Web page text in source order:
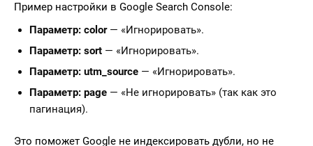
Пример настройки в Google Search Console:
Параметр: color— «Игнорировать».
Параметр: sort — «Игнорировать».
Параметр: utm_source — «Игнорировать».
Параметр: page — «Не игнорировать» (так как это
пагинация).
Это поможет Google не индексировать дубли, но не